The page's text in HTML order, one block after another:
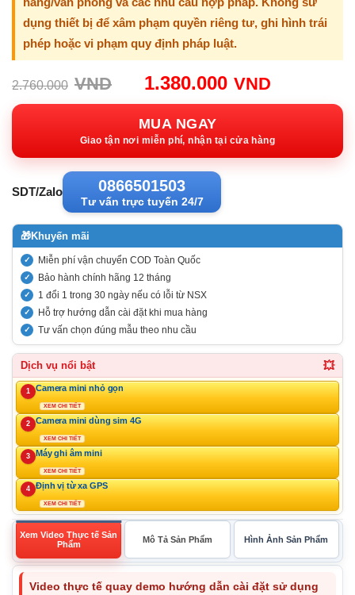
dụng thiết bị để xâm phạm quyền riêng tư, ghi hình trái
phép hoặc vi phạm quy định pháp luật.
2.760.000 VND
Giá
gốc:
2.760.000VND.
1.380.000 VND
hiện
MUA NGAY
Giao tận nơi miễn phí, nhận tại cửa hàng
SDT/Zalo 0866501503
Tư vấn trực tuyến 24/7
🎁Khuyến mãi
Miễn phí vận chuyển COD Toàn Quốc
Bảo hành chính hãng 12 tháng
1 đổi 1 trong 30 ngày nếu có lỗi từ NSX
Hỗ trợ hướng dẫn cài đặt khi mua hàng
Tư vấn chọn đúng mẫu theo nhu cầu
Dịch vụ nổi bật 💥
1 Camera mini nhỏ gọn
XEM CHI TIẾT
2 Camera mini dùng sim 4G
XEM CHI TIẾT
3 Máy ghi âm mini
XEM CHI TIẾT
4 Định vị từ xa GPS
XEM CHI TIẾT
Xem Video Thực tế Sản
Phẩm
Mô Tả Sản Phẩm Hình Ảnh Sản Phẩm
Video thực tế quay demo hướng dẫn cài đặt sử dụng